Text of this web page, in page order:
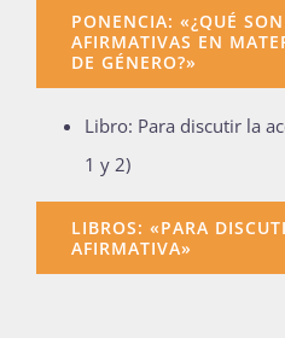
PONENCIA: «¿QUÉ
AFIRMATIVAS EN
DE GÉNERO?»
Libro: Para discutir la
1 y 2)
LIBROS: «PARA
AFIRMATIVA»